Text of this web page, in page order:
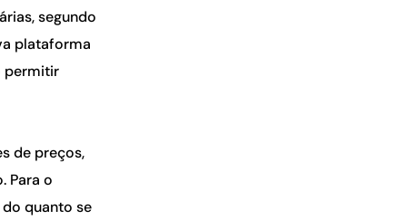
segundo
plataforma
permitir
de preços,
Para o
quanto se